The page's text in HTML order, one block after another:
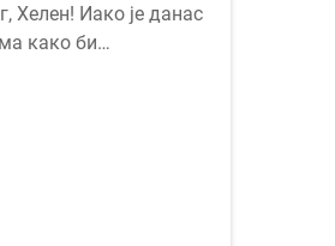
Хелен! Иако је данас
како би